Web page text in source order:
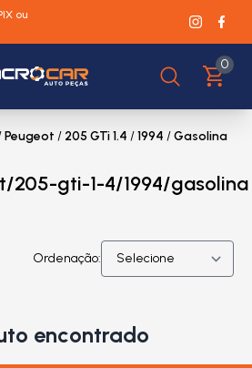
ou
0
Peugeot / 205 GTi 1.4 /1994 /Gasolina
205-gti-1-4/1994/gasolina
Ordenação:
encontrado